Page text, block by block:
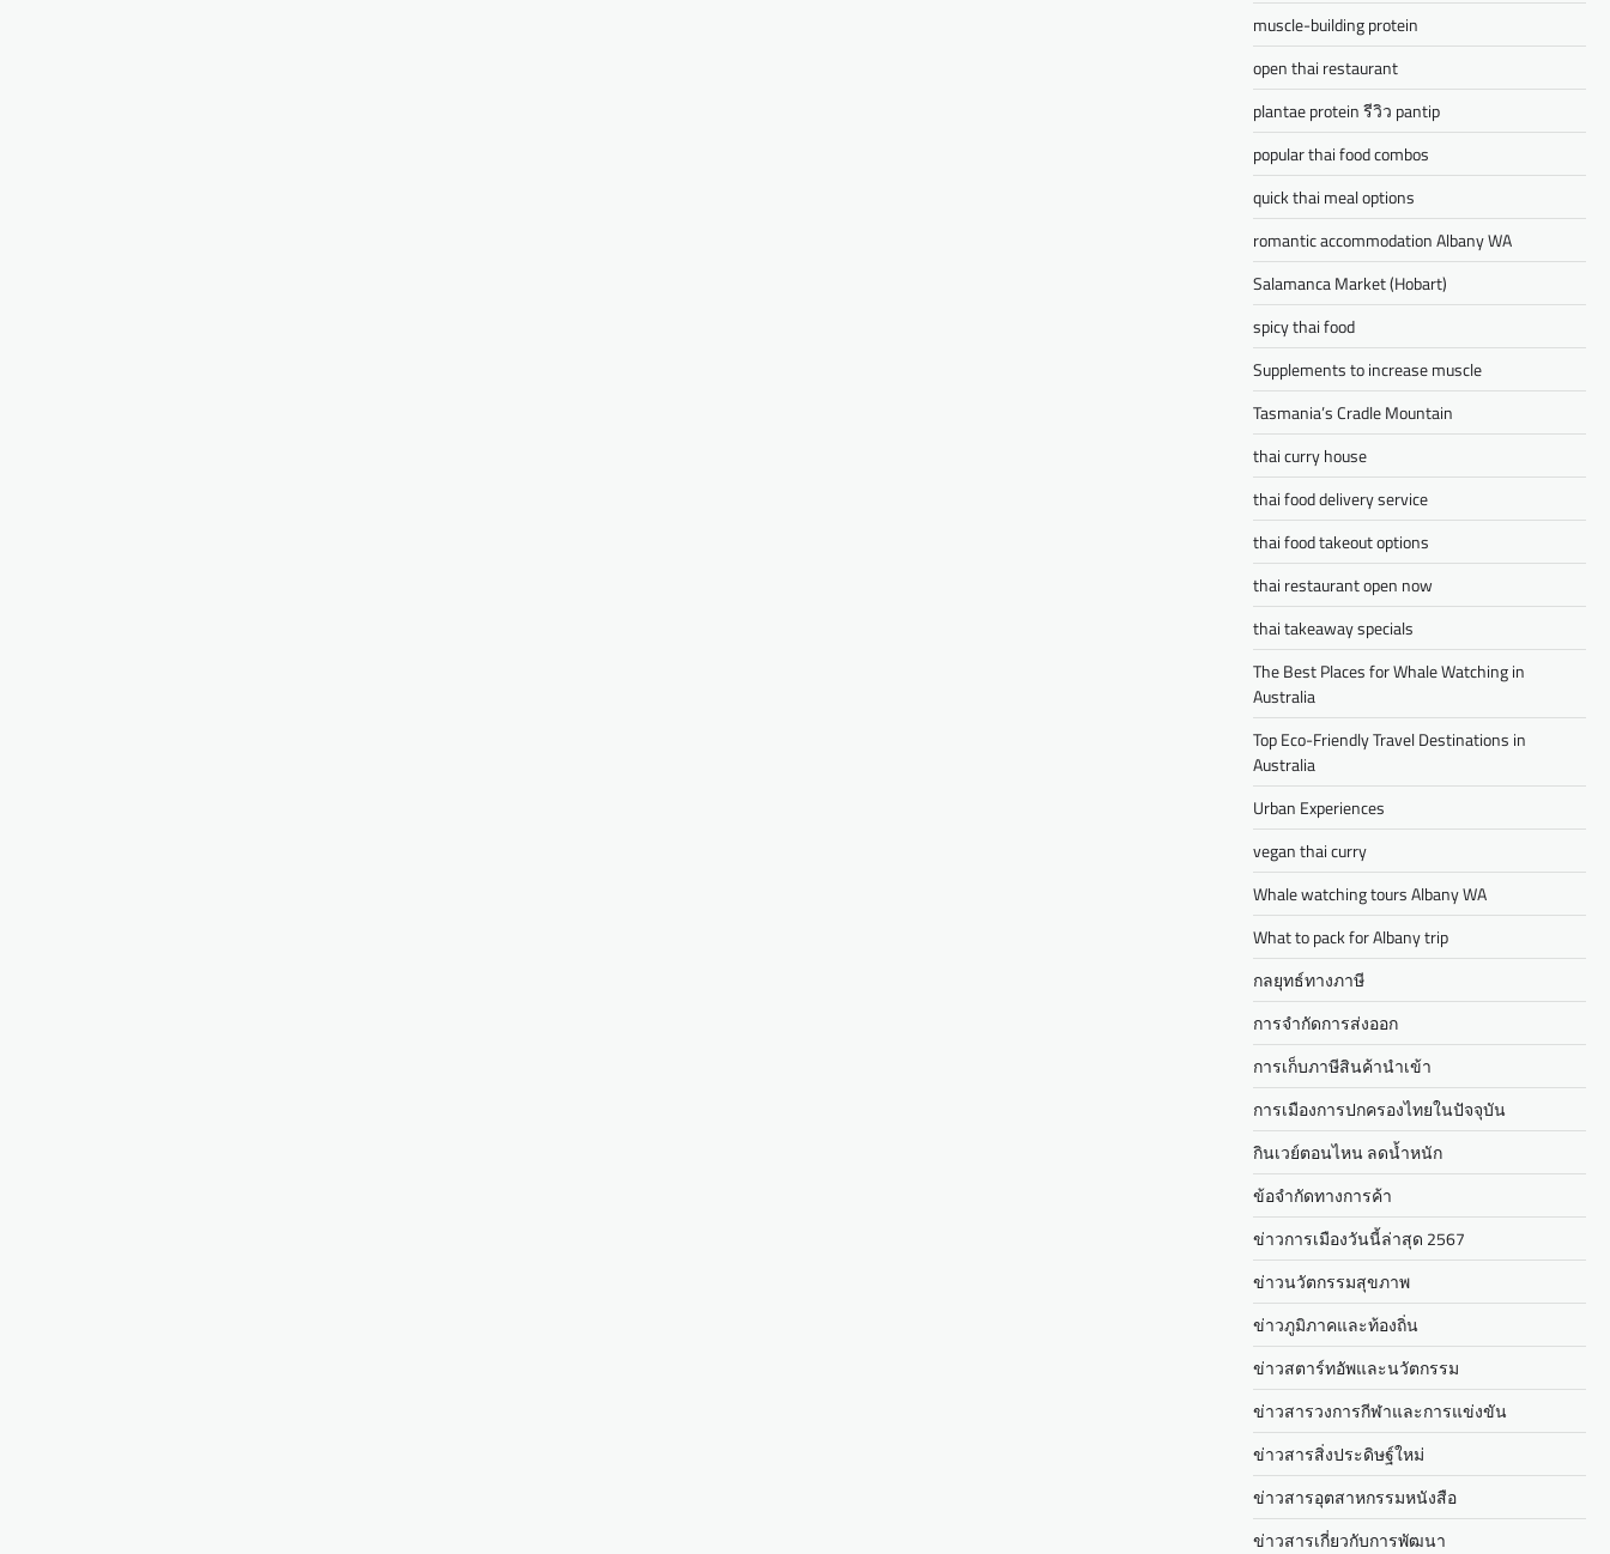
muscle-building protein
open thai restaurant
plantae protein รีวิว pantip
popular thai food combos
quick thai meal options
romantic accommodation Albany WA
Salamanca Market (Hobart)
spicy thai food
Supplements to increase muscle
Tasmania’s Cradle Mountain
thai curry house
thai food delivery service
thai food takeout options
thai restaurant open now
thai takeaway specials
The Best Places for Whale Watching in
Australia
Top Eco-Friendly Travel Destinations in
Australia
Urban Experiences
vegan thai curry
Whale watching tours Albany WA
What to pack for Albany trip
กลยุทธ์ทางภาษี
การจำกัดการส่งออก
การเก็บภาษีสินค้านำเข้า
การเมืองการปกครองไทยในปัจจุบัน
กินเวย์ตอนไหน ลดน้ำหนัก
ข้อจำกัดทางการค้า
ข่าวการเมืองวันนี้ล่าสุด 2567
ข่าวนวัตกรรมสุขภาพ
ข่าวภูมิภาคและท้องถิ่น
ข่าวสตาร์ทอัพและนวัตกรรม
ข่าวสารวงการกีฬาและการแข่งขัน
ข่าวสารสิ่งประดิษฐ์ใหม่
ข่าวสารอุตสาหกรรมหนังสือ
ข่าวสารเกี่ยวกับการพัฒนา